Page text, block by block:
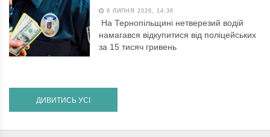
6 ЛИПНЯ 2026, 14:36
На Тернопільщині нетверезий водій
намагався відкупитися від поліцейських
за 15 тисяч гривень
ДИВИТИСЬ УСІ